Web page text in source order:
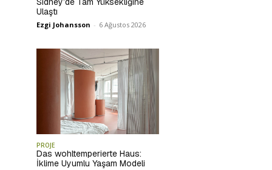
Ulaştı
Ezgi Johansson - 6 Ağustos 2026
PROJE
Das wohltemperierte Haus:
İklime Uyumlu Yaşam Modeli